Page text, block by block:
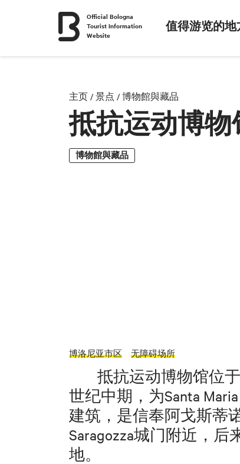
Official Bologna
Tourist Information
Website
值得游览的地
主页 / 景点 / 博物館與藏品
抵抗运动博物
博物館與藏品
博洛尼亚市区 无障碍场所
抵抗运动博物馆位于
世纪中期，为Santa
建筑，是信奉阿戈斯蒂
Saragozza城门附近，后
地。